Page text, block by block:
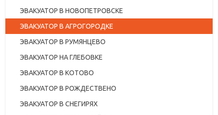
ЭВАКУАТОР В НОВОПЕТРОВСКЕ
ЭВАКУАТОР В АГРОГОРОДКЕ
ЭВАКУАТОР В РУМЯНЦЕВО
ЭВАКУАТОР НА ГЛЕБОВКЕ
ЭВАКУАТОР В КОТОВО
ЭВАКУАТОР В РОЖДЕСТВЕНО
ЭВАКУАТОР В СНЕГИРЯХ